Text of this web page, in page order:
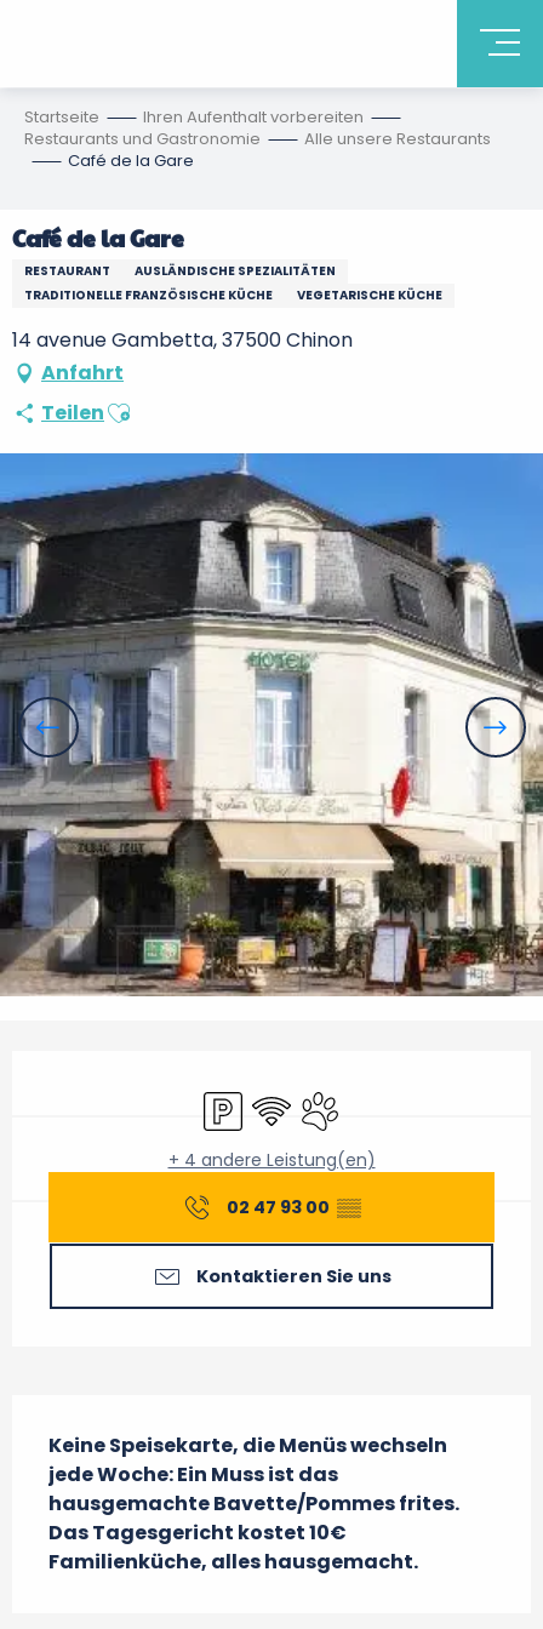
Startseite
Ihren Aufenthalt vorbereiten
Restaurants und Gastronomie
Alle unsere Restaurants
Café de la Gare
Café de la Gare
RESTAURANT
AUSLÄNDISCHE SPEZIALITÄTEN
TRADITIONELLE FRANZÖSISCHE KÜCHE
VEGETARISCHE KÜCHE
14 avenue Gambetta, 37500 Chinon
Anfahrt
TeilenAjouter aux favoris
Parkplatz
Wi-Fi Tiere erlaubt
+ 4 andere Leistung(en)
02 47 93 00 ▒▒
Kontaktieren Sie uns
Keine Speisekarte, die Menüs wechseln
jede Woche: Ein Muss ist das
hausgemachte Bavette/Pommes frites.
Das Tagesgericht kostet 10€
Familienküche, alles hausgemacht.